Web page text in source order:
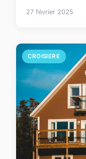
27 février 2025
CROISIERE